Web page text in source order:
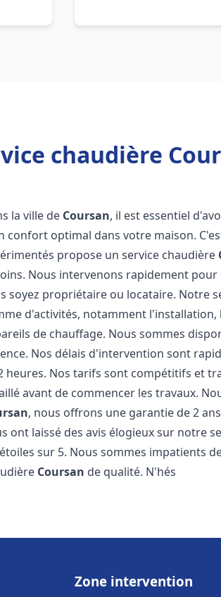
chaudière
la ville de Coursan, il est essentiel
confort optimal dans votre maison.
propose un service chaudière
Nous intervenons rapidement
soyez propriétaire ou locataire. Notre
d'activités, notamment
de chauffage. Nous sommes
Nos délais d'intervention sont
heures. Nos tarifs sont compétitifs et
avant de commencer les travaux.
, nous offrons une garantie de 2
ont laissé des avis élogieux sur notre
sur 5. Nous sommes impatients
Coursan de qualité. N'hés
Zone intervention